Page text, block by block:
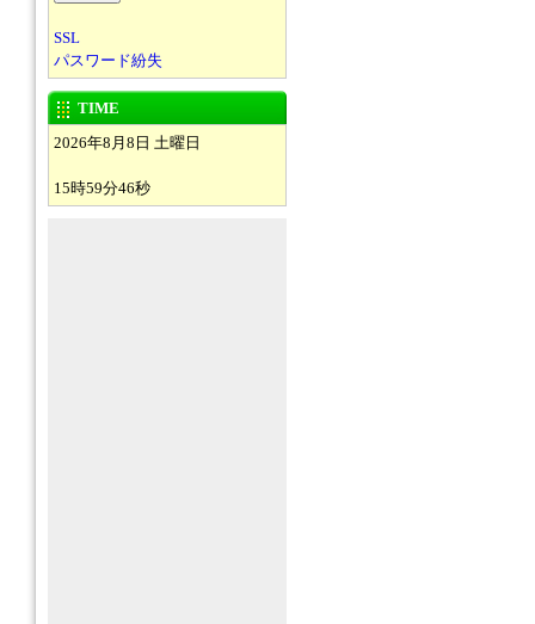
SSL
パスワード紛失
TIME
2026年8月8日 土曜日
15時59分46秒